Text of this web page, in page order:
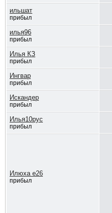
ильшат
прибыл
илья96
прибыл
Илья КЗ
прибыл
Ингвар
прибыл
Искандер
прибыл
Илья10рус
прибыл
Илюха е26
прибыл